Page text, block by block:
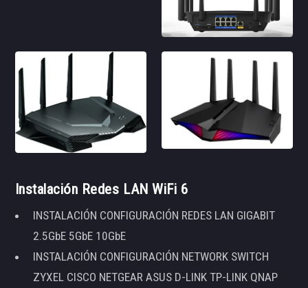
Instalación Redes LAN WiFi 6
INSTALACIÓN CONFIGURACIÓN REDES LAN GIGABIT
2.5GbE 5GbE 10GbE
INSTALACIÓN CONFIGURACIÓN NETWORK SWITCH
ZYXEL CISCO NETGEAR ASUS D-LINK TP-LINK QNAP